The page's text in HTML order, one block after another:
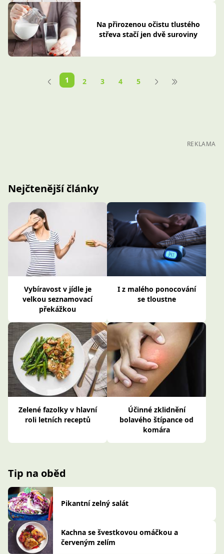
Na přirozenou očistu tlustého
střeva stačí jen dvě suroviny
1 2 3 4 5
REKLAMA
Nejčtenější články
Vybíravost v jídle je
velkou seznamovací
překážkou
I z malého ponocování
se tloustne
Zelené fazolky v hlavní
roli letních receptů
Účinné zklidnění
bolavého štípance od
komára
Tip na oběd
Pikantní zelný salát
Kachna se švestkovou omáčkou a
červeným zelím